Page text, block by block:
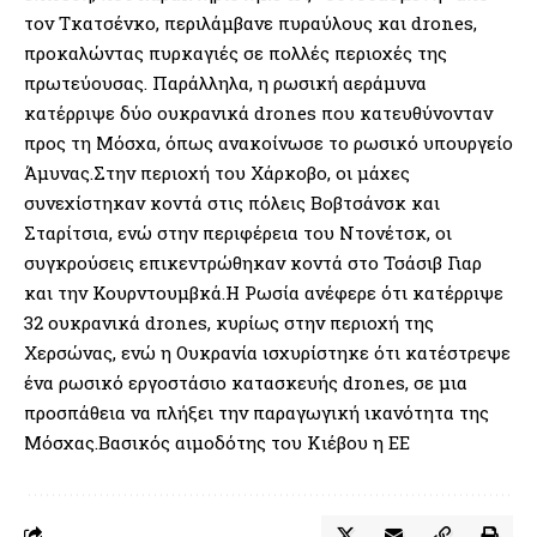
τον Τκατσένκο, περιλάμβανε πυραύλους και drones,
προκαλώντας πυρκαγιές σε πολλές περιοχές της
πρωτεύουσας. Παράλληλα, η ρωσική αεράμυνα
κατέρριψε δύο ουκρανικά drones που κατευθύνονταν
προς τη Μόσχα, όπως ανακοίνωσε το ρωσικό υπουργείο
Άμυνας.Στην περιοχή του Χάρκοβο, οι μάχες
συνεχίστηκαν κοντά στις πόλεις Βοβτσάνσκ και
Σταρίτσια, ενώ στην περιφέρεια του Ντονέτσκ, οι
συγκρούσεις επικεντρώθηκαν κοντά στο Τσάσιβ Γιαρ
και την Κουρντουμβκά.Η Ρωσία ανέφερε ότι κατέρριψε
32 ουκρανικά drones, κυρίως στην περιοχή της
Χερσώνας, ενώ η Ουκρανία ισχυρίστηκε ότι κατέστρεψε
ένα ρωσικό εργοστάσιο κατασκευής drones, σε μια
προσπάθεια να πλήξει την παραγωγική ικανότητα της
Μόσχας.Βασικός αιμοδότης του Κιέβου η ΕΕ